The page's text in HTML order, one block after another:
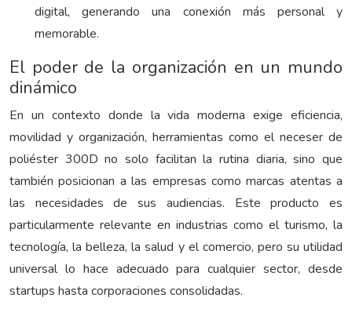
digital, generando una conexión más personal y
memorable.
El poder de la organización en un mundo
dinámico
En un contexto donde la vida moderna exige eficiencia,
movilidad y organización, herramientas como el neceser de
poliéster 300D no solo facilitan la rutina diaria, sino que
también posicionan a las empresas como marcas atentas a
las necesidades de sus audiencias. Este producto es
particularmente relevante en industrias como el turismo, la
tecnología, la belleza, la salud y el comercio, pero su utilidad
universal lo hace adecuado para cualquier sector, desde
startups hasta corporaciones consolidadas.